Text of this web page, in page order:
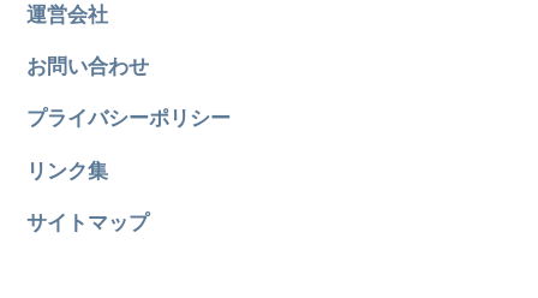
運営会社
お問い合わせ
プライバシーポリシー
リンク集
サイトマップ